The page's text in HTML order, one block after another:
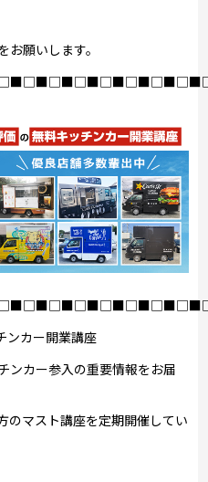
願いします。
ンカー開業講座
ンカー参入の重要情報をお届
のマスト講座を定期開催してい